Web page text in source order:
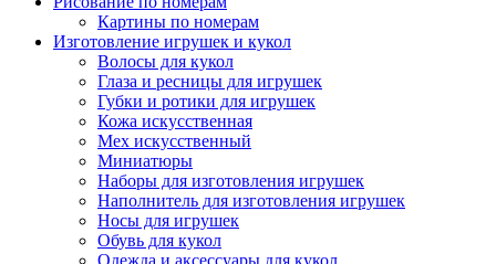
Картины по номерам
Изготовление игрушек и кукол
Волосы для кукол
Глаза и ресницы для игрушек
Губки и ротики для игрушек
Кожа искусственная
Мех искусственный
Миниатюры
Наборы для изготовления игрушек
Наполнитель для изготовления игрушек
Носы для игрушек
Обувь для кукол
Одежда и аксессуары для кукол